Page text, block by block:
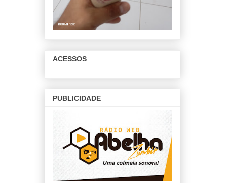
ACESSOS
PUBLICIDADE